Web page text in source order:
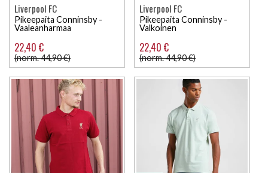
Liverpool FC
Pikeepaita Conninsby -
Vaaleanharmaa
22,40 €
(norm. 44,90 €)
Liverpool FC
Pikeepaita Conninsby -
Valkoinen
22,40 €
(norm. 44,90 €)